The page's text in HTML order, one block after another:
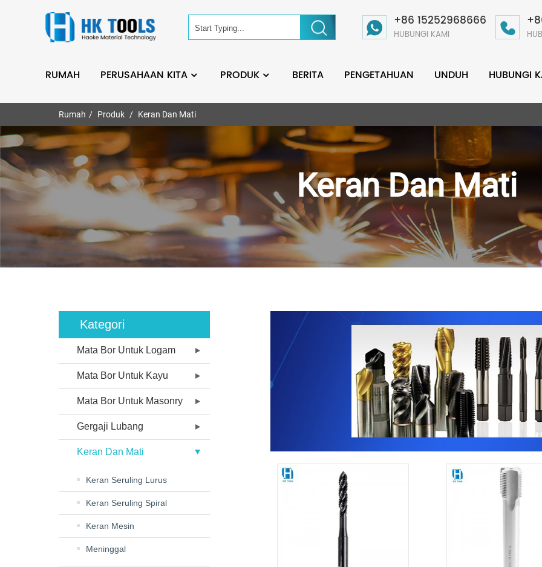
+86 15252968666
HUBUNGI KAMI
RUMAH PERUSAHAAN KITA PRODUK BERITA PENGETAHUAN UNDUH HUBUNGI
Rumah Produk Keran Dan Mati
Keran Dan Mati
Kategori
Mata Bor Untuk Logam
Mata Bor Untuk Kayu
Mata Bor Untuk Masonry
Gergaji Lubang
Keran Dan Mati
Keran Seruling Lurus
Keran Seruling Spiral
Keran Mesin
Meninggal